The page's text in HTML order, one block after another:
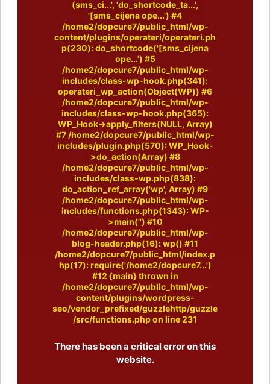
(sms_ci...', 'do_shortcode_ta...',
'[sms_cijena ope...') #4
/home2/dopcure7/public_html/wp-
content/plugins/operateri/operateri.ph
p(230): do_shortcode('[sms_cijena
ope...') #5
/home2/dopcure7/public_html/wp-
includes/class-wp-hook.php(341):
operateri_wp_action(Object(WP)) #6
/home2/dopcure7/public_html/wp-
includes/class-wp-hook.php(365):
WP_Hook->apply_filters(NULL, Array)
#7 /home2/dopcure7/public_html/wp-
includes/plugin.php(570): WP_Hook-
>do_action(Array) #8
/home2/dopcure7/public_html/wp-
includes/class-wp.php(838):
do_action_ref_array('wp', Array) #9
/home2/dopcure7/public_html/wp-
includes/functions.php(1343): WP-
>main('') #10
/home2/dopcure7/public_html/wp-
blog-header.php(16): wp() #11
/home2/dopcure7/public_html/index.p
hp(17): require('/home2/dopcure7...')
#12 {main} thrown in
/home2/dopcure7/public_html/wp-
content/plugins/wordpress-
seo/vendor_prefixed/guzzlehttp/guzzle
/src/functions.phpon line231
There has been a critical error on this
website.